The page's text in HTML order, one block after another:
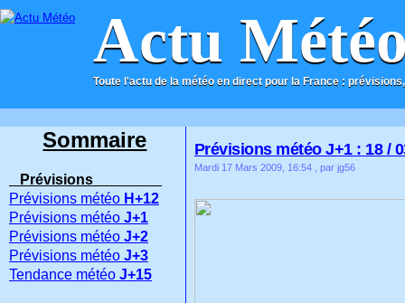
Actu
Toute l'actu de la météo en direct pour la France :
ACCUEIL CONTACT
Prévisions météo J+1 : 18 /
Mardi 17 Mars 2009, 16:54 , par jg56
Sommaire
Prévisions
Prévisions météo H+12
Prévisions météo J+1
Prévisions météo J+2
Prévisions météo J+3
Tendance météo J+15